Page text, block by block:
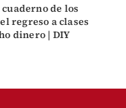
de los
regreso a clases
dinero | DIY